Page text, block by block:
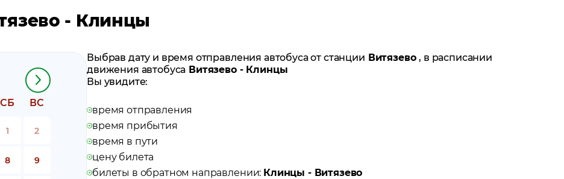
- Клинцы
СБ ВС
1 2
8 9
Выбрав дату и время отправления автобуса от станции Витязево, в расписании
движения автобуса Витязево - Клинцы
Вы увидите:
время отправления
время прибытия
время в пути
цену билета
билеты в обратном направлении: Клинцы - Витязево